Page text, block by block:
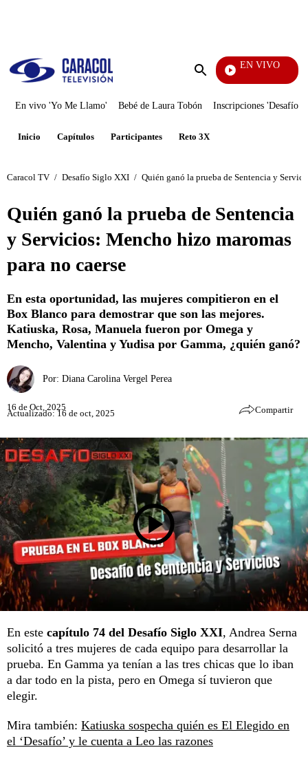
Enviar
EN VIVO
Yo Me Llamo
En vivo 'Yo Me Llamo' Bebé de Laura Tobón Inscripciones 'Desafío'
Inicio Capítulos Participantes Reto 3X
Caracol TV / Desafío Siglo XXI / Quién ganó la prueba de Sentencia y
Quién ganó la prueba de Sentencia
y Servicios: Mencho hizo maromas
para no caerse
En esta oportunidad, las mujeres compitieron en el
Box Blanco para demostrar que son las mejores.
Katiuska, Rosa, Manuela fueron por Omega y
Mencho, Valentina y Yudisa por Gamma, ¿quién ganó?
Por: Diana Carolina Vergel Perea
16 de Oct, 2025
Actualizado: 16 de oct, 2025 Compartir
En este capítulo 74 del Desafío Siglo XXI, Andrea Serna
solicitó a tres mujeres de cada equipo para desarrollar la
prueba. En Gamma ya tenían a las tres chicas que lo iban
a dar todo en la pista, pero en Omega sí tuvieron que
elegir.
Mira también: Katiuska sospecha quién es El Elegido en
el ‘Desafío’ y le cuenta a Leo las razones